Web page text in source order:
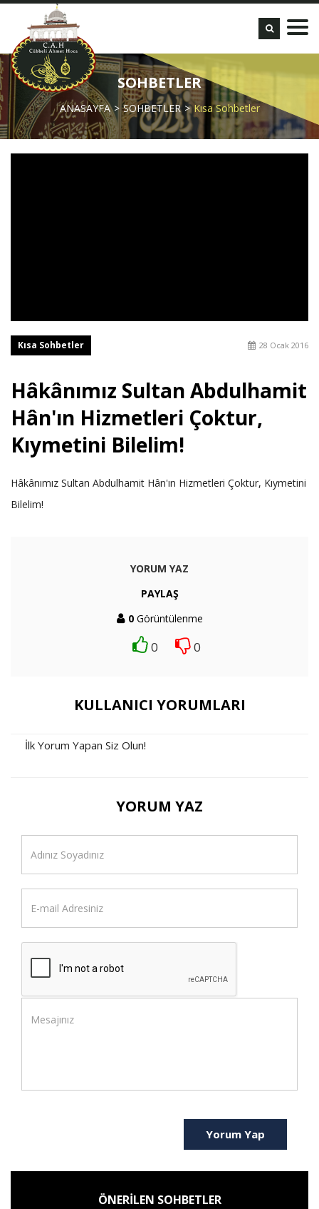
SOHBETLER
ANASAYFA SOHBETLER Kısa Sohbetler
Kısa Sohbetler 28 Ocak 2016
Hâkânımız Sultan Abdulhamit
Hân'ın Hizmetleri Çoktur,
Kıymetini Bilelim!
Hâkânımız Sultan Abdulhamit Hân'ın Hizmetleri Çoktur, Kıymetini
Bilelim!
YORUM YAZ
PAYLAŞ
0Görüntülenme
0 0
KULLANICI YORUMLARI
İlk Yorum Yapan Siz Olun!
YORUM YAZ
Yorum Yap
ÖNERİLEN SOHBETLER